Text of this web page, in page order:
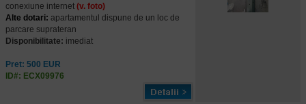
conexiune internet (v. foto)
Alte dotari: apartamentul dispune de un loc de
parcare suprateran
Disponibilitate: imediat
Pret: 500 EUR
ID#: ECX09976